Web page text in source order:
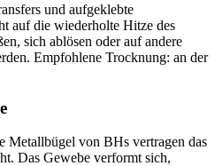
und aufgeklebte
auf die wiederholte Hitze des
sich ablösen oder auf andere
Empfohlene Trocknung: an der
Metallbügel von BHs vertragen das
Das Gewebe verformt sich,